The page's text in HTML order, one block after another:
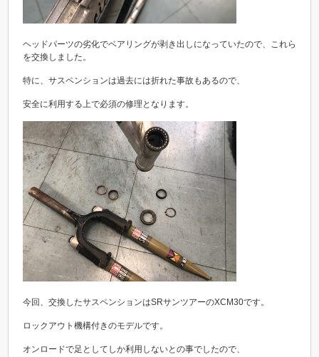
ヘッドパーツの劣化でベアリングが剥き出しになっていたので、これら
を交換しました。
特に、サスペンションは過去には折れた事故もあるので、
安全に利用する上で必須の修理となります。
今回、交換したサスペンションはSRサンツアーのXCM30です。
ロックアウト機構付きのモデルです。
オンロードで足としてしか利用しないとの事でしたので、